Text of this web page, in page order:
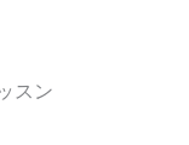
スン